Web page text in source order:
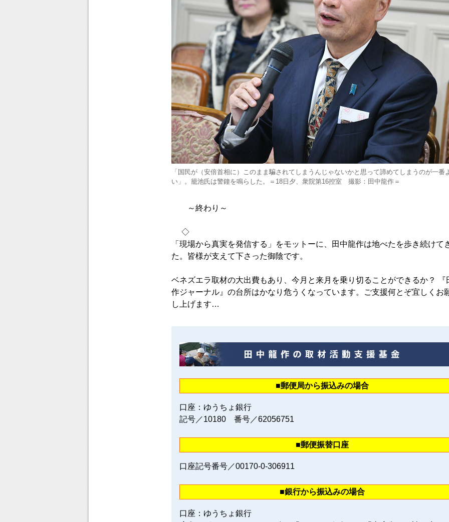
「国民が（安倍首相に）このまま騙されてしまうんじゃないかと思って諦めてしまうのが一番
い」。籠池氏は警鐘を鳴らした。＝18日夕、衆院第16控室 撮影：田中龍作＝
～終わり～
◇
「現場から真実を発信する」をモットーに、田中龍作は地べたを歩き続けて
た。皆様が支えて下さった御陰です。
ベネズエラ取材の大出費もあり、今月と来月を乗り切ることができるか？ 『
作ジャーナル』の台所はかなり危うくなっています。ご支援何とぞ宜しくお
し上げます…
■郵便局から振込みの場合
口座：ゆうちょ銀行
記号／10180 番号／62056751
■郵便振替口座
口座記号番号／00170‐0‐306911
■銀行から振込みの場合
口座：ゆうちょ銀行